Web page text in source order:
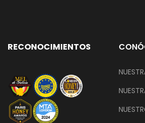
RECONOCIMIENTOS